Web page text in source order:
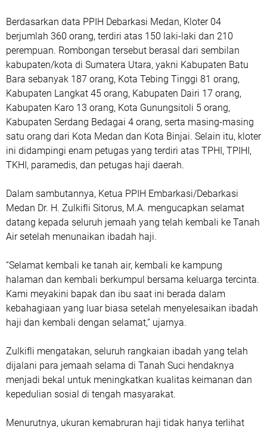
Berdasarkan data PPIH Debarkasi Medan, Kloter 04
berjumlah 360 orang, terdiri atas 150 laki-laki dan 210
perempuan. Rombongan tersebut berasal dari sembilan
kabupaten/kota di Sumatera Utara, yakni Kabupaten Batu
Bara sebanyak 187 orang, Kota Tebing Tinggi 81 orang,
Kabupaten Langkat 45 orang, Kabupaten Dairi 17 orang,
Kabupaten Karo 13 orang, Kota Gunungsitoli 5 orang,
Kabupaten Serdang Bedagai 4 orang, serta masing-masing
satu orang dari Kota Medan dan Kota Binjai. Selain itu, kloter
ini didampingi enam petugas yang terdiri atas TPHI, TPIHI,
TKHI, paramedis, dan petugas haji daerah.
Dalam sambutannya, Ketua PPIH Embarkasi/Debarkasi
Medan Dr. H. Zulkifli Sitorus, M.A. mengucapkan selamat
datang kepada seluruh jemaah yang telah kembali ke Tanah
Air setelah menunaikan ibadah haji.
“Selamat kembali ke tanah air, kembali ke kampung
halaman dan kembali berkumpul bersama keluarga tercinta.
Kami meyakini bapak dan ibu saat ini berada dalam
kebahagiaan yang luar biasa setelah menyelesaikan ibadah
haji dan kembali dengan selamat,” ujarnya.
Zulkifli mengatakan, seluruh rangkaian ibadah yang telah
dijalani para jemaah selama di Tanah Suci hendaknya
menjadi bekal untuk meningkatkan kualitas keimanan dan
kepedulian sosial di tengah masyarakat.
Menurutnya, ukuran kemabruran haji tidak hanya terlihat